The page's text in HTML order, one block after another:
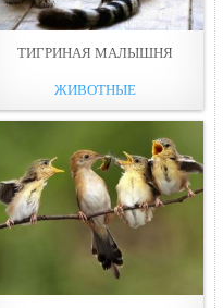
ТИГРИНАЯ МАЛЫШНЯ
ЖИВОТНЫЕ